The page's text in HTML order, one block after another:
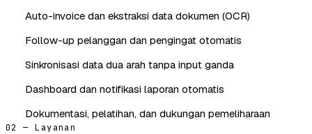
Auto-invoice dan ekstraksi data dokumen (OCR)
Follow-up pelanggan dan pengingat otomatis
Sinkronisasi data dua arah tanpa input ganda
Dashboard dan notifikasi laporan otomatis
Dokumentasi, pelatihan, dan dukungan pemeliharaan
02 — Layanan